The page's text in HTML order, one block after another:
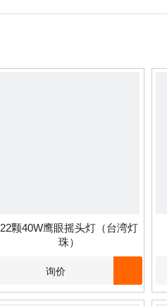
22颗40W鹰眼摇头灯（台湾灯
珠）
询价